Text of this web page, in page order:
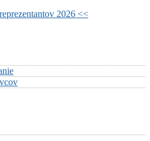
2026 <<